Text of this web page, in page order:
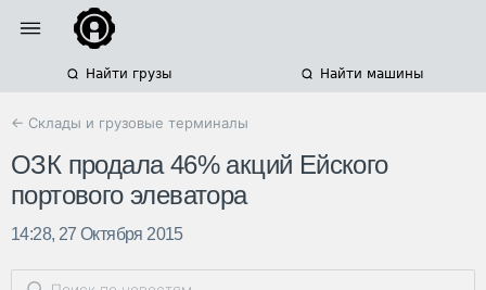
Найти грузы Найти машины
← Склады и грузовые терминалы
ОЗК продала 46% акций Ейского
портового элеватора
14:28, 27 Октября 2015